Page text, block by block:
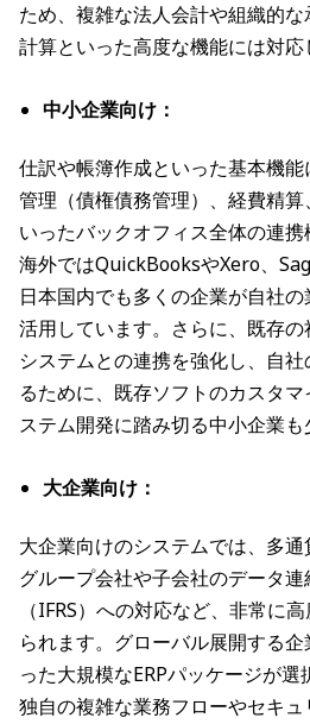
ため、複雑な法人会計や組織的
計算といった高度な機能には対応
中小企業向け：
仕訳や帳簿作成といった基本機
管理（債権債務管理）、経費精
いったバックオフィス全体の連携
海外ではQuickBooksやXero、
日本国内でも多くの企業が自社
活用しています。さらに、既存
システムとの連携を強化し、自
るために、既存ソフトのカスタ
ステム開発に踏み切る中小企業も
大企業向け：
大企業向けのシステムでは、多
グループ会社や子会社のデータ
（IFRS）への対応など、非常に
られます。グローバル展開する
った大規模なERPパッケージが
独自の複雑な業務フローやセキ